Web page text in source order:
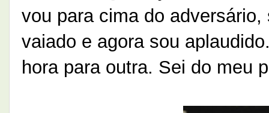
vou para cima do
vaiado e agora sou
hora para outra. Sei do meu